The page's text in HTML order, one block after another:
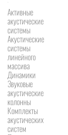
Активные
акустические
системы
Акустические
системы
линейного
массива
Динамики
Звуковые
акустические
колонны
Комплекты
акустических
систем